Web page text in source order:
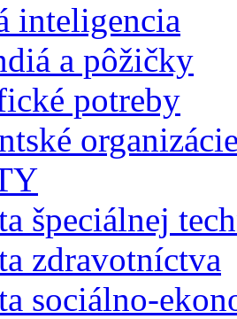
inteligencia
a pôžičky
potreby
špeciálnej
zdravotníctva
sociálno-